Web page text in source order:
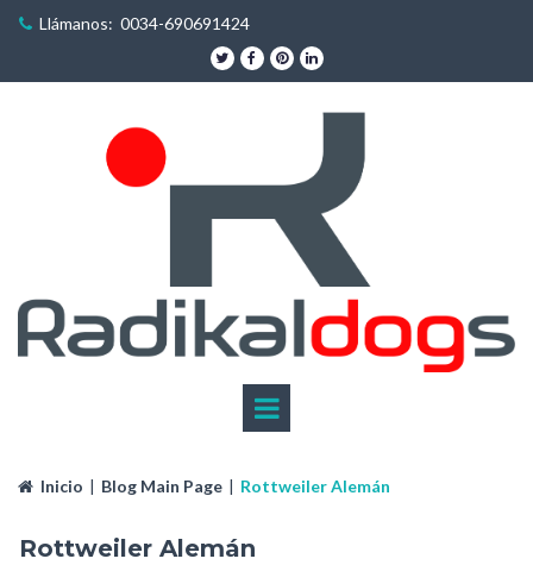
 Llámanos: 0034-690691424
   
Inicio | Blog Main Page | Rottweiler Alemán
Rottweiler Alemán